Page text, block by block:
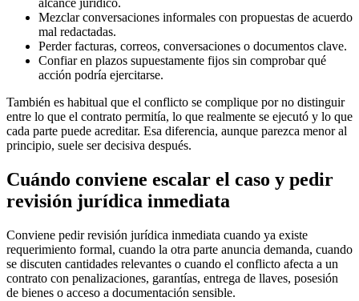
alcance jurídico.
Mezclar conversaciones informales con propuestas de acuerdo
mal redactadas.
Perder facturas, correos, conversaciones o documentos clave.
Confiar en plazos supuestamente fijos sin comprobar qué
acción podría ejercitarse.
También es habitual que el conflicto se complique por no distinguir
entre lo que el contrato permitía, lo que realmente se ejecutó y lo que
cada parte puede acreditar. Esa diferencia, aunque parezca menor al
principio, suele ser decisiva después.
Cuándo conviene escalar el caso y pedir
revisión jurídica inmediata
Conviene pedir revisión jurídica inmediata cuando ya existe
requerimiento formal, cuando la otra parte anuncia demanda, cuando
se discuten cantidades relevantes o cuando el conflicto afecta a un
contrato con penalizaciones, garantías, entrega de llaves, posesión
de bienes o acceso a documentación sensible.